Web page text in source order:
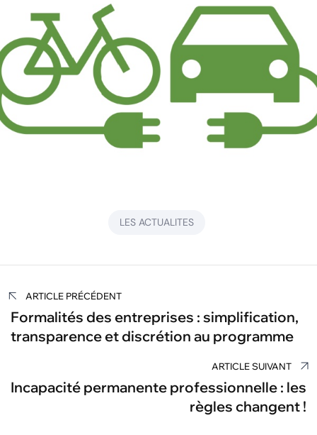
LES ACTUALITES
Navigation
de
l’article
ARTICLE PRÉCÉDENT
Formalités des entreprises : simplification,
transparence et discrétion au programme
ARTICLE SUIVANT
Incapacité permanente professionnelle : les
règles changent !